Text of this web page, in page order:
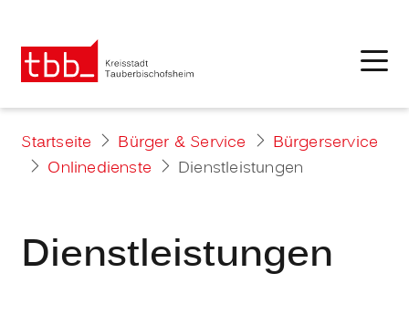
Startseite Bürger & Service
Bürgerservice
Onlinedienste
Dienstleistungen
Dienstleistungen